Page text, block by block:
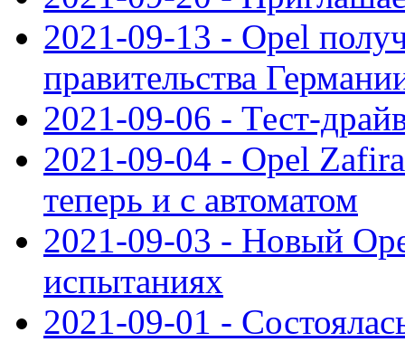
2021-09-13 - Opel
правительства
2021-09-06 - Тест-
2021-09-04 - Opel
теперь и с автоматом
2021-09-03 - Новый
испытаниях
2021-09-01 -